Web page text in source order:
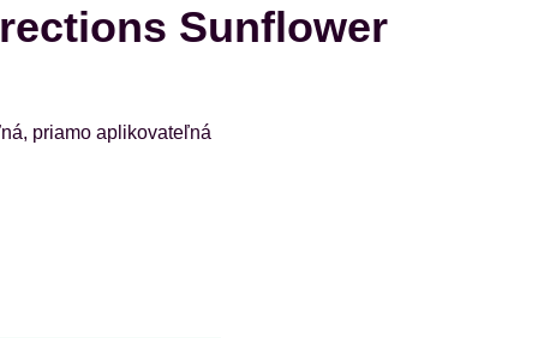
Sunflower
priamo aplikovateľná